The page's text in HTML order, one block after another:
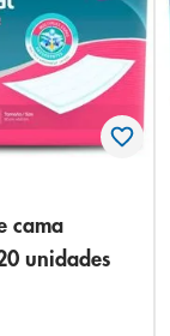
cama
unidades